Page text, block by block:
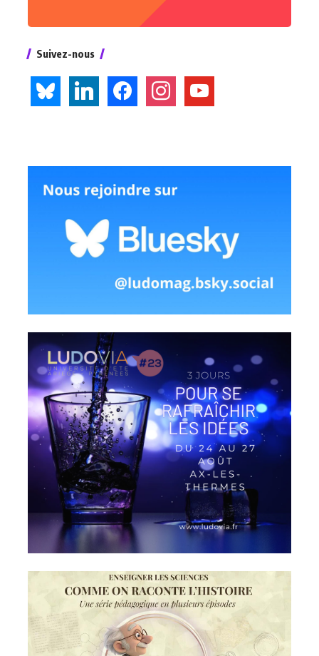
Suivez-nous
bluesky linkedin facebook instagramyoutube